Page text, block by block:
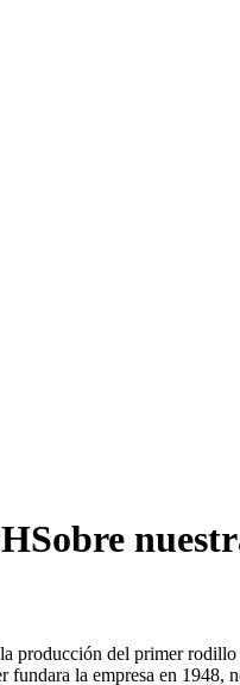
Sobre
del primer
la empresa en